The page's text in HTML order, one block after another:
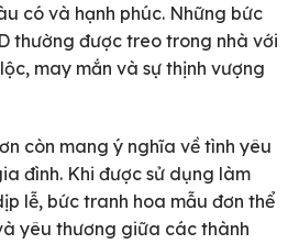
có và hạnh phúc. Những bức
thường được treo trong nhà với
may mắn và sự thịnh vượng
còn mang ý nghĩa về tình yêu
đình. Khi được sử dụng làm
lễ, bức tranh hoa mẫu đơn thể
yêu thương giữa các thành